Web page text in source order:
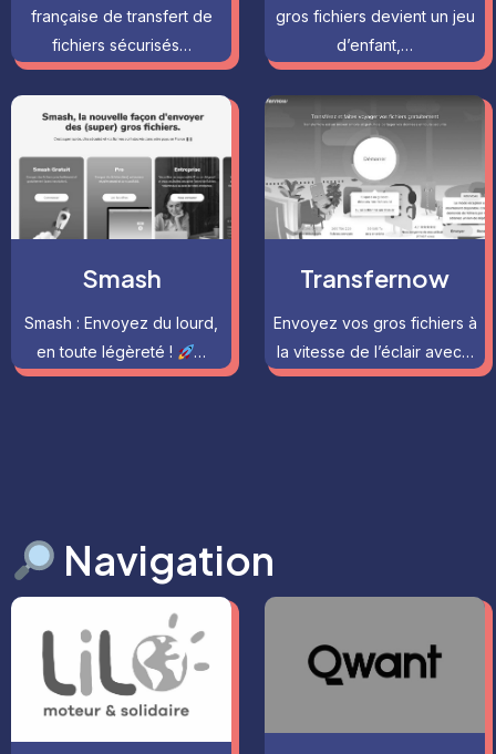
française de transfert de
fichiers sécurisés…
gros fichiers devient un jeu
d’enfant,…
Smash
Smash : Envoyez du lourd,
en toute légèreté !
…
Transfernow
Envoyez vos gros fichiers à
la vitesse de l’éclair avec…
Navigation